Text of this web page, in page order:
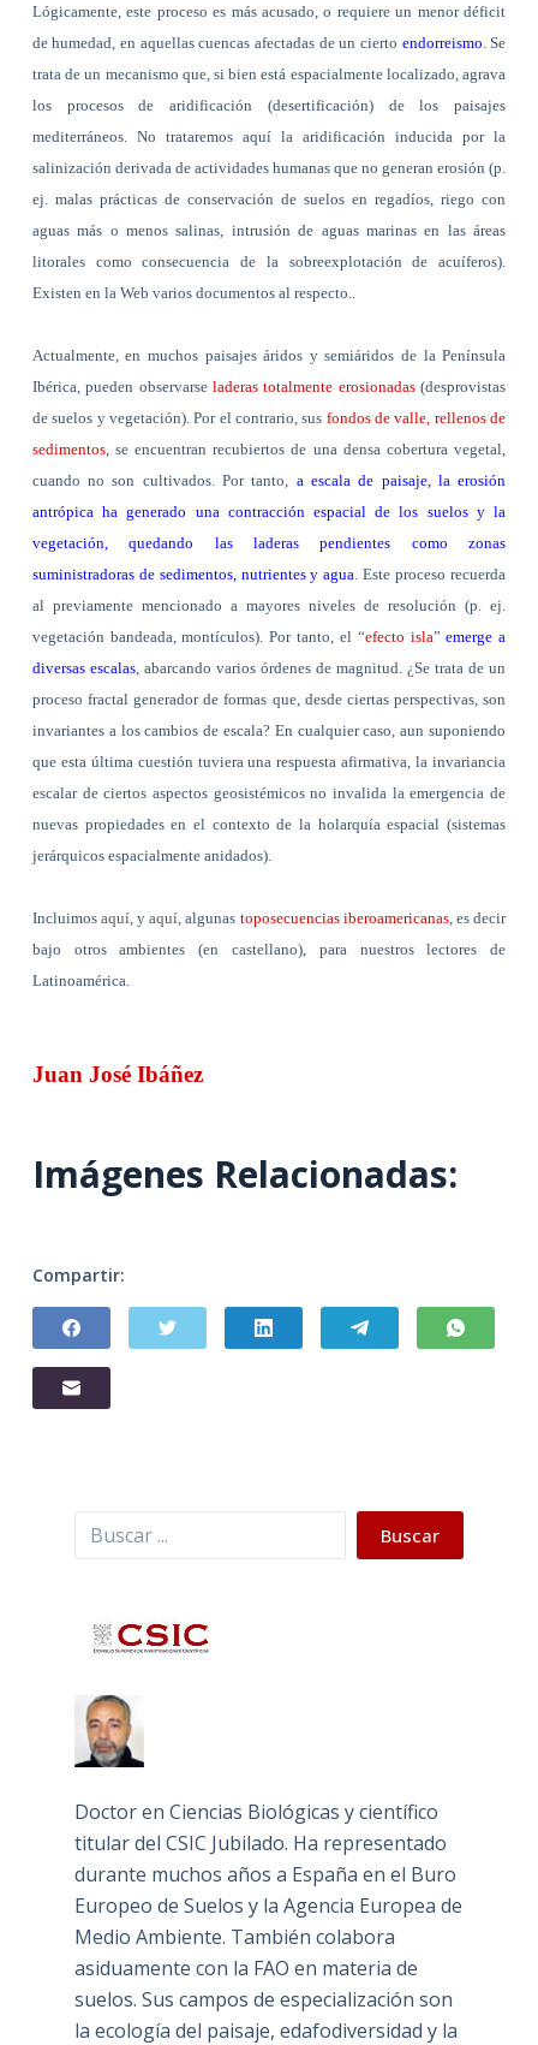
Lógicamente, este proceso es más acusado, o requiere un menor déficit
de humedad, en aquellas cuencas afectadas de un cierto endorreismo . Se
trata de un mecanismo que, si bien está espacialmente localizado, agrava
los procesos de aridificación (desertificación) de los paisajes
mediterráneos. No trataremos aquí la aridificación inducida por la
salinización derivada de actividades humanas que no generan erosión (p.
ej. malas prácticas de conservación de suelos en regadíos, riego con
aguas más o menos salinas, intrusión de aguas marinas en las áreas
litorales como consecuencia de la sobreexplotación de acuíferos).
Existen en la Web varios documentos al respecto..
Actualmente, en muchos paisajes áridos y semiáridos de la Península
Ibérica, pueden observarse laderas totalmente erosionadas(desprovistas
de suelos y vegetación). Por el contrario, sus fondos de valle, rellenos de
sedimentos, se encuentran recubiertos de una densa cobertura vegetal,
cuando no son cultivados. Por tanto, a escala de paisaje, la erosión
antrópica ha generado una contracción espacial de los suelos y la
vegetación, quedando las laderas pendientes como zonas
suministradoras de sedimentos, nutrientes y agua . Este proceso recuerda
al previamente mencionado a mayores niveles de resolución (p. ej.
vegetación bandeada, montículos). Por tanto, el “efecto isla”emerge a
diversas escalas, abarcando varios órdenes de magnitud. ¿Se trata de un
proceso fractal generador de formas que, desde ciertas perspectivas, son
invariantes a los cambios de escala? En cualquier caso, aun suponiendo
que esta última cuestión tuviera una respuesta afirmativa, la invariancia
escalar de ciertos aspectos geosistémicos no invalida la emergencia de
nuevas propiedades en el contexto de la holarquía espacial (sistemas
jerárquicos espacialmente anidados).
Incluimosaquí , y aquí , algunas toposecuencias iberoamericanas, es decir
bajo otros ambientes (en castellano), para nuestros lectores de
Latinoamérica.
Juan José Ibáñez
Imágenes Relacionadas:
Compartir:
Buscar Buscar
Doctor en Ciencias Biológicas y científico
titular del CSIC Jubilado. Ha representado
durante muchos años a España en el Buro
Europeo de Suelos y la Agencia Europea de
Medio Ambiente. También colabora
asiduamente con la FAO en materia de
suelos. Sus campos de especialización son
la ecología del paisaje, edafodiversidad y la